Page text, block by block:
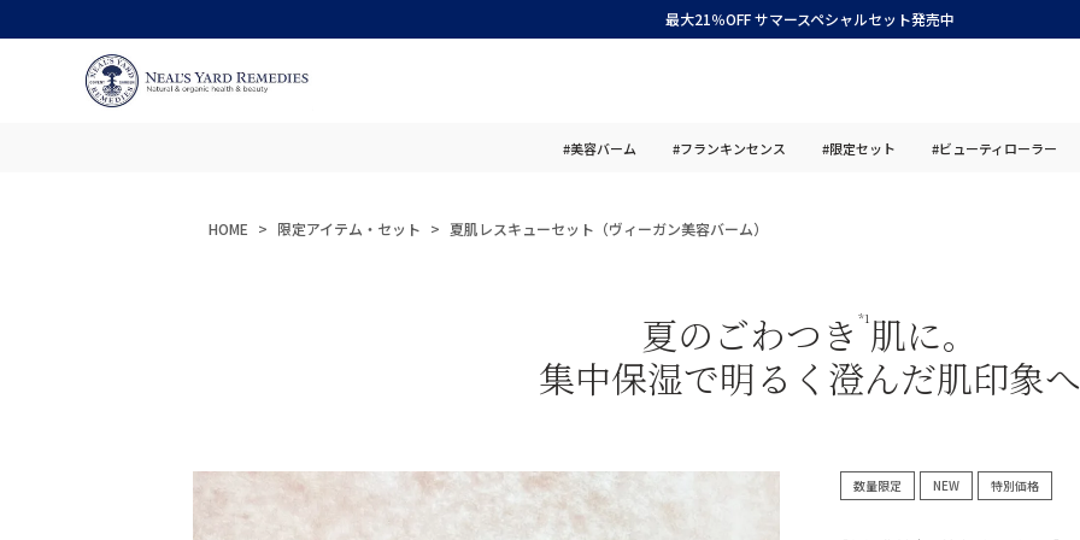
最大21％OFF サマースペシャルセット発売中
#美容バーム #フランキンセンス #限定セット #ビューティローラー
HOME 限定アイテム・セット 夏肌レスキューセット（ヴィーガン美容バーム）
夏のごわつき *1 肌に。
集中保湿で明るく澄んだ肌印象へ
数量限定 NEW 特別価格